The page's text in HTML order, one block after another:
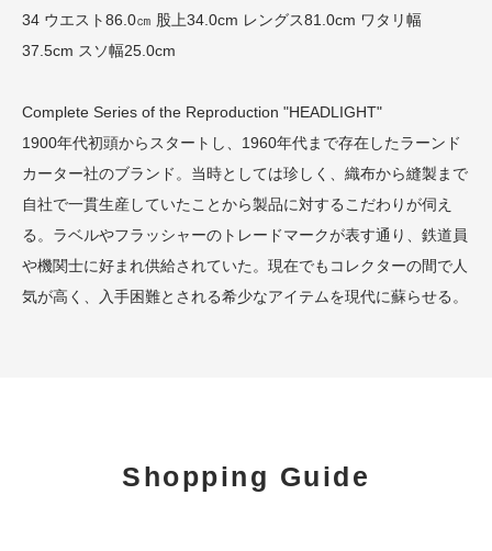
34 ウエスト86.0㎝ 股上34.0cm レングス81.0cm ワタリ幅
37.5cm スソ幅25.0cm
Complete Series of the Reproduction "HEADLIGHT"
1900年代初頭からスタートし、1960年代まで存在したラーンド
カーター社のブランド。当時としては珍しく、織布から縫製まで
自社で一貫生産していたことから製品に対するこだわりが伺え
る。ラベルやフラッシャーのトレードマークが表す通り、鉄道員
や機関士に好まれ供給されていた。現在でもコレクターの間で人
気が高く、入手困難とされる希少なアイテムを現代に蘇らせる。
Shopping Guide